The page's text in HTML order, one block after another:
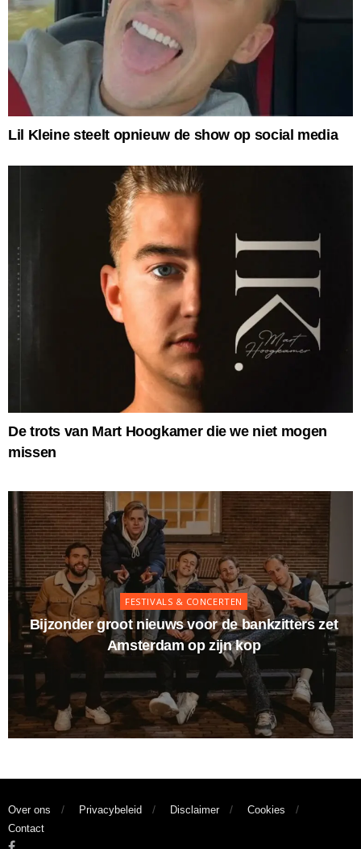
Lil Kleine steelt opnieuw de show op social media
De trots van Mart Hoogkamer die we niet mogen
missen
FESTIVALS & CONCERTEN
Bijzonder groot nieuws voor de bankzitters zet
Amsterdam op zijn kop
Over ons Privacybeleid Disclaimer
Cookies
Contact